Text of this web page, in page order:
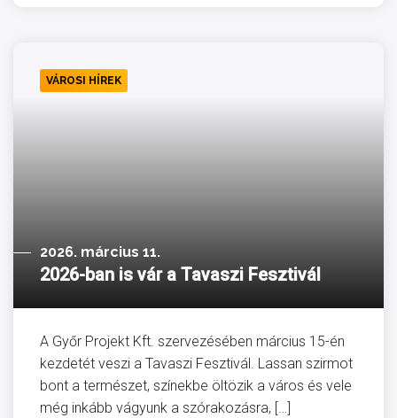
VÁROSI HÍREK
2026. március 11.
2026-ban is vár a Tavaszi Fesztivál
A Győr Projekt Kft. szervezésében március 15-én
kezdetét veszi a Tavaszi Fesztivál. Lassan szirmot
bont a természet, színekbe öltözik a város és vele
még inkább vágyunk a szórakozásra, […]